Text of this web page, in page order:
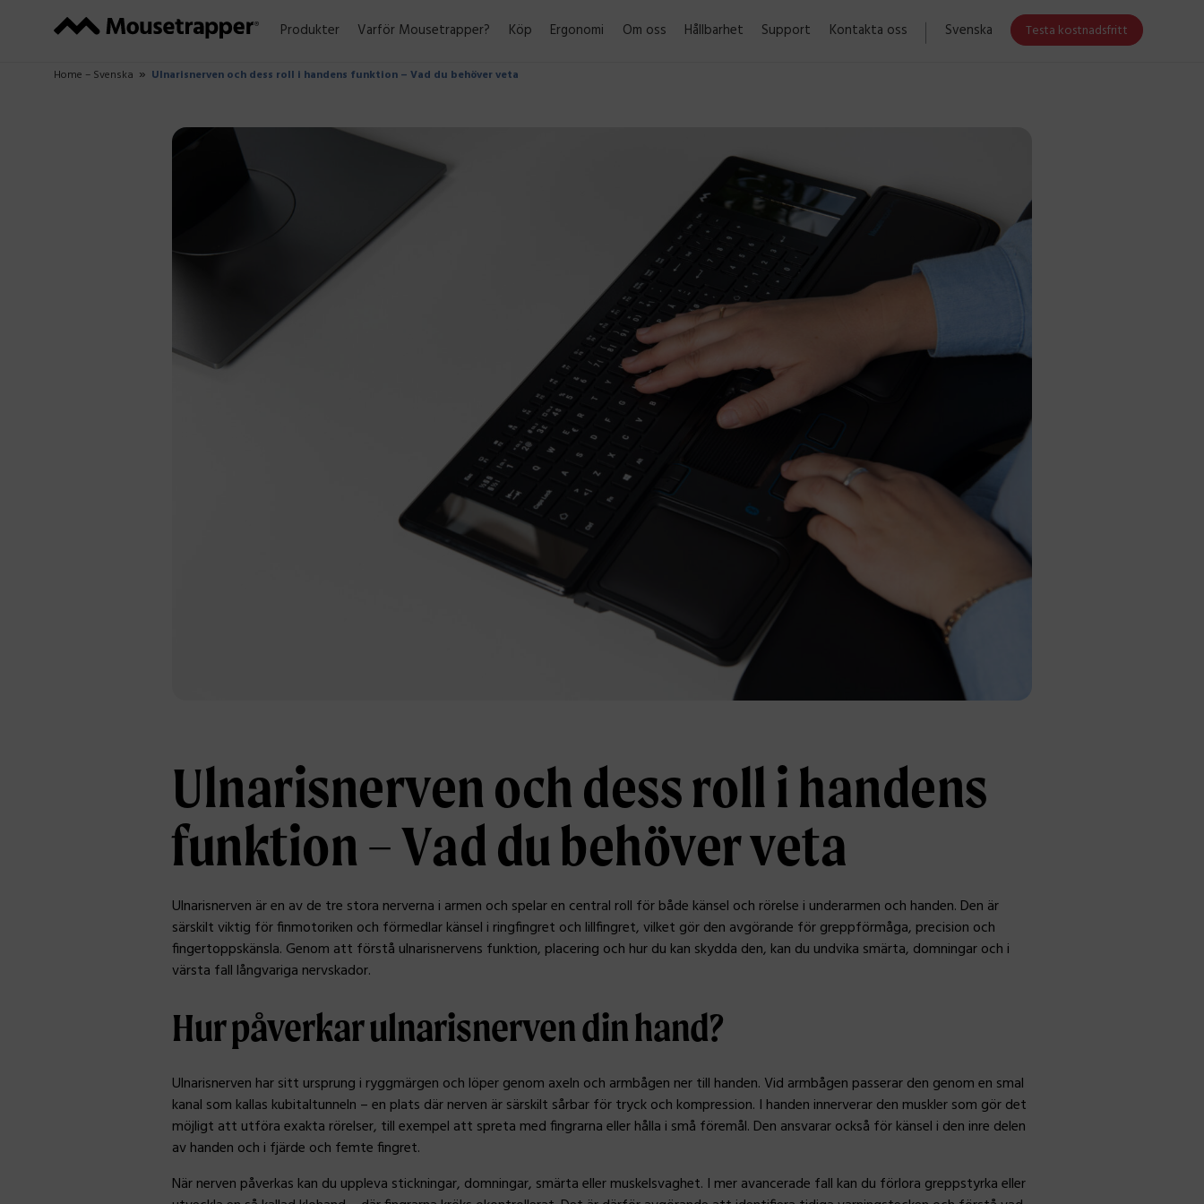
Produkter Varför Mousetrapper? Köp Ergonomi Om oss Hållbarhet Support Kontakta oss Svenska Testa kostnadsfritt
Home – Svenska Ulnarisnerven och dess roll i handens funktion – Vad du behöver veta
Ulnarisnerven och dess roll i handens
funktion – Vad du behöver veta
Ulnarisnerven är en av de tre stora nerverna i armen och spelar en central roll för både känsel och rörelse i underarmen och handen. Den är
särskilt viktig för finmotoriken och förmedlar känsel i ringfingret och lillfingret, vilket gör den avgörande för greppförmåga, precision och
fingertoppskänsla. Genom att förstå ulnarisnervens funktion, placering och hur du kan skydda den, kan du undvika smärta, domningar och i
värsta fall långvariga nervskador.
Hur påverkar ulnarisnerven din hand?
Ulnarisnerven har sitt ursprung i ryggmärgen och löper genom axeln och armbågen ner till handen. Vid armbågen passerar den genom en smal
kanal som kallas kubitaltunneln – en plats där nerven är särskilt sårbar för tryck och kompression. I handen innerverar den muskler som gör det
möjligt att utföra exakta rörelser, till exempel att spreta med fingrarna eller hålla i små föremål. Den ansvarar också för känsel i den inre delen
av handen och i fjärde och femte fingret.
När nerven påverkas kan du uppleva stickningar, domningar, smärta eller muskelsvaghet. I mer avancerade fall kan du förlora greppstyrka eller